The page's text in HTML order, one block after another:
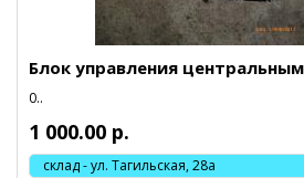
Блок управления
0..
1 000.00 р.
склад - ул. Тагильская, 28а